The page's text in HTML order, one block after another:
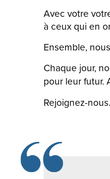
Avec votre
à ceux qui en
Ensemble,
Chaque jour,
pour leur futur.
Rejoignez-nous.